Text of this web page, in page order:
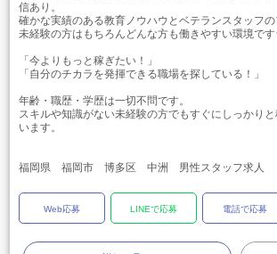
信あり。
確かな実績のある教育ノウハウとベテランスタッフ
未経験の方はもちろんどんな方も働きやすい環境で
「今よりもっと稼ぎたい！」
「自分のチカラを発揮できる職場を探している！」
年齢・職歴・学歴は一切不問です。
スキルや知識がない未経験の方でもすぐにしっかり
います。
福岡県 福岡市 博多区 中洲 男性スタッフ求人
Web応募 LINEで応募 電話で応募